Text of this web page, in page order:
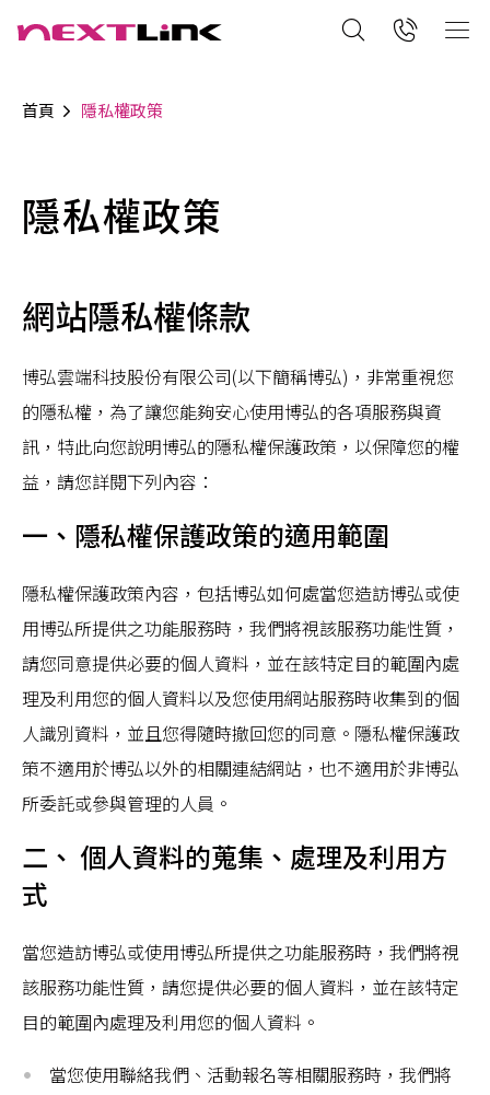
首頁 隱私權政策
隱私權政策
網站隱私權條款
博弘雲端科技股份有限公司(以下簡稱博弘)，非常重視您
的隱私權，為了讓您能夠安心使用博弘的各項服務與資
訊，特此向您說明博弘的隱私權保護政策，以保障您的權
益，請您詳閱下列內容：
一、隱私權保護政策的適用範圍
隱私權保護政策內容，包括博弘如何處當您造訪博弘或使
用博弘所提供之功能服務時，我們將視該服務功能性質，
請您同意提供必要的個人資料，並在該特定目的範圍內處
理及利用您的個人資料以及您使用網站服務時收集到的個
人識別資料，並且您得隨時撤回您的同意。隱私權保護政
策不適用於博弘以外的相關連結網站，也不適用於非博弘
所委託或參與管理的人員。
二、 個人資料的蒐集、處理及利用方
式
當您造訪博弘或使用博弘所提供之功能服務時，我們將視
該服務功能性質，請您提供必要的個人資料，並在該特定
目的範圍內處理及利用您的個人資料。
當您使用聯絡我們、活動報名等相關服務時，我們將